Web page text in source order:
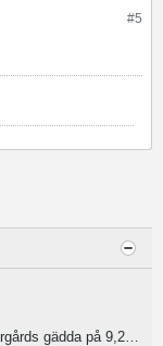
#5
Sista turen tyvärr för i år, men en fin skärgårds gädda på 9,2 som tog en jack Cobb blev ett fint avslut....